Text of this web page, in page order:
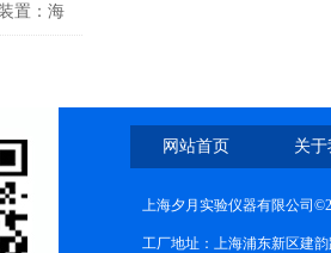
置：海
网站首页 关
上海夕月实验仪器有限公司
工厂地址：上海浦东新区建韵